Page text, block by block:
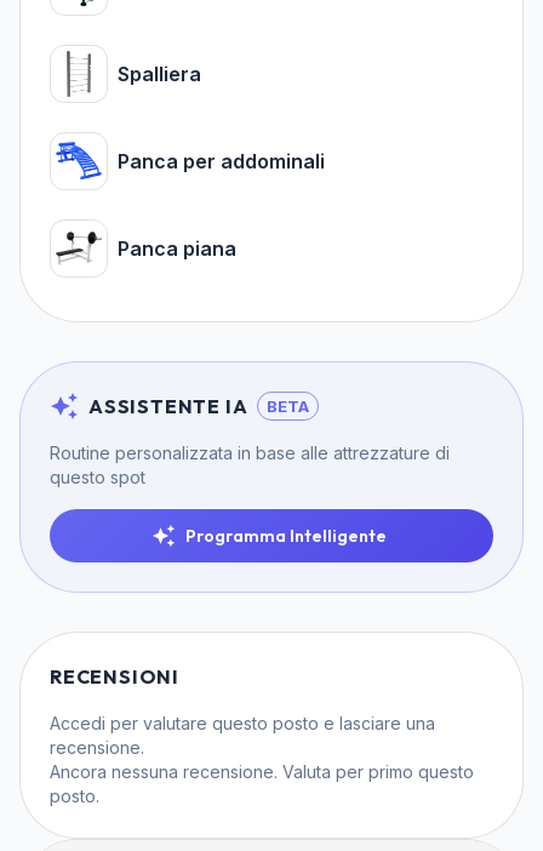
Spalliera
Panca per addominali
Panca piana
ASSISTENTE IA BETA
Routine personalizzata in base alle attrezzature di
questo spot
Programma Intelligente
RECENSIONI
Accedi per valutare questo posto e lasciare una
recensione.
Ancora nessuna recensione. Valuta per primo questo
posto.